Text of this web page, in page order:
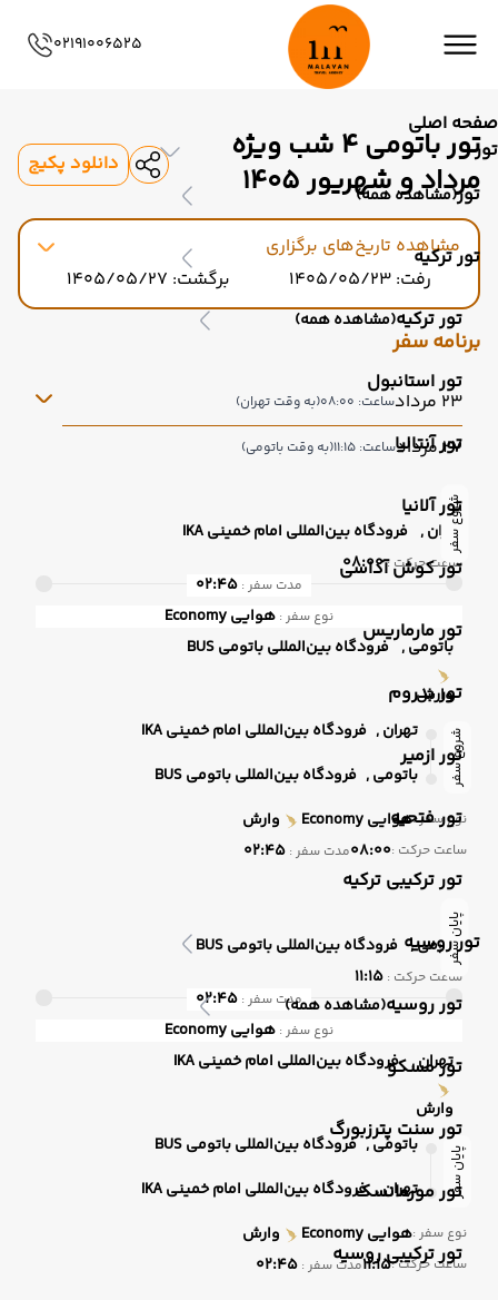
صفحه اصلی
تور
تور(مشاهده همه)
تور ترکیه
تور ترکیه(مشاهده همه)
تور استانبول
تور آنتالیا
تور آلانیا
تور کوش آداسی
تور مارماریس
تور بدروم
تور ازمیر
تور فتحیه
تور ترکیبی ترکیه
تور روسیه
تور روسیه(مشاهده همه)
تور مسکو
تور سنت پترزبورگ
تور مورمانسک
تور ترکیبی روسیه
02191006525
تور باتومی 4 شب ویژه
مرداد و شهریور 1405
دانلود پکیج
مشاهده تاریخ‌های برگزاری
رفت: 1405/05/23
برگشت: 1405/05/27
برنامه سفر
23 مرداد ساعت: 08:00 (به وقت تهران)
27 مرداد ساعت: 11:15 (به وقت باتومی)
شروع سفر
تهران , فرودگاه بین‌المللی امام خمینی IKA
ساعت حرکت :08:00
مدت سفر : 02:45
نوع سفر : هوایی
باتومی , فرودگاه بین‌المللی باتومی BUS
وارش
شروع سفر تهران , فرودگاه بین‌المللی امام خمینی IKA
باتومی , فرودگاه بین‌المللی باتومی BUS
نوع سفر :هوایی وارش
ساعت حرکت :08:00مدت سفر : 02:45
پایان سفر
باتومی , فرودگاه بین‌المللی باتومی BUS
ساعت حرکت : 11:15
مدت سفر : 02:45
نوع سفر : هوایی
تهران , فرودگاه بین‌المللی امام خمینی IKA
وارش
پایان سفر باتومی , فرودگاه بین‌المللی باتومی BUS
تهران , فرودگاه بین‌المللی امام خمینی IKA
نوع سفر :هوایی وارش
ساعت حرکت :11:15مدت سفر : 02:45